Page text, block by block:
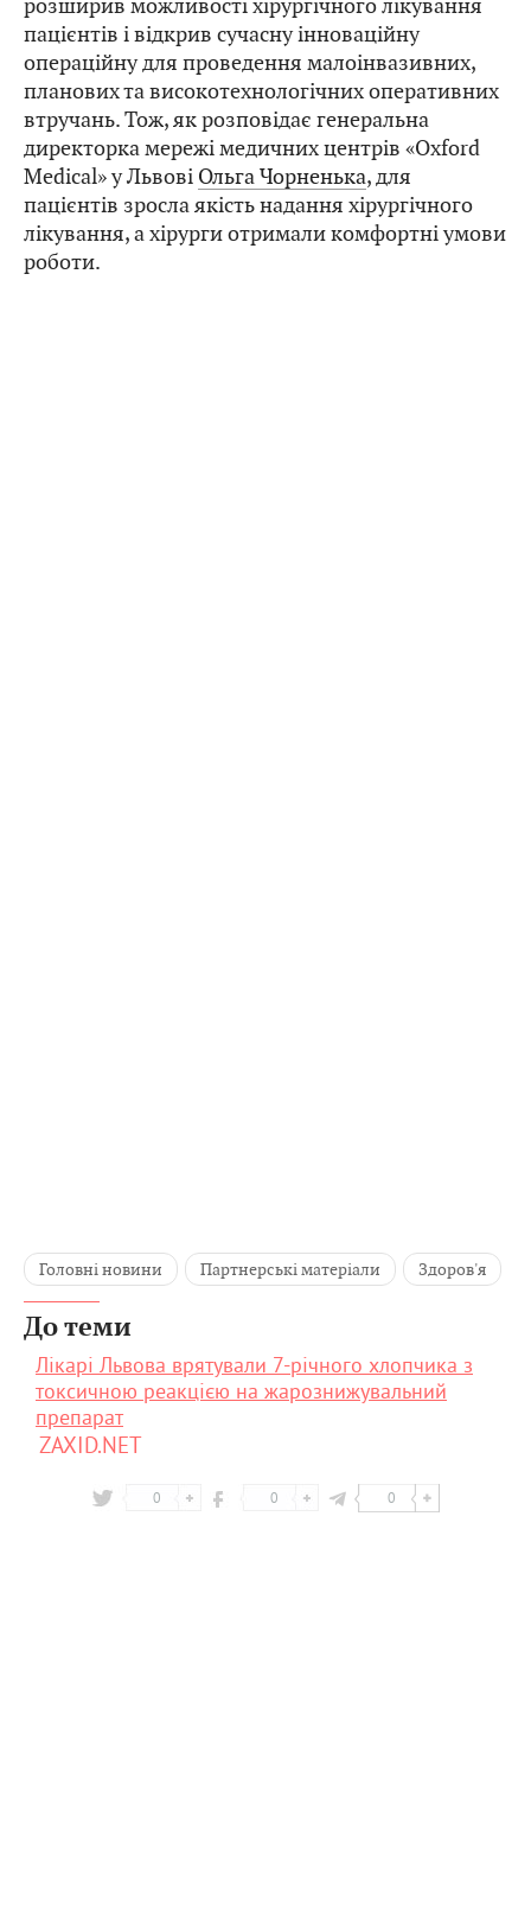
пацієнтів і відкрив сучасну інноваційну
операційну для проведення малоінвазивних,
планових та високотехнологічних оперативних
втручань. Тож, як розповідає генеральна
директорка мережі медичних центрів «Oxford
Medical» у Львові Ольга Чорненька, для
пацієнтів зросла якість надання хірургічного
лікування, а хірурги отримали комфортні умови
роботи.
Головні новини Партнерські матеріали Здоров'я
До теми
Лікарі Львова врятували 7-річного хлопчика з
токсичною реакцією на жарознижувальний
препарат
ZAXID.NET
0 0 0